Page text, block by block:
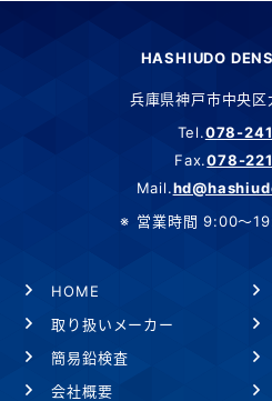
HASHIUDO
兵庫県神戸市中央
Tel.078-
Fax.078-
Mail.
営業時間 9:00～
HOME
取り扱いメーカー
簡易鉛検査
会社概要